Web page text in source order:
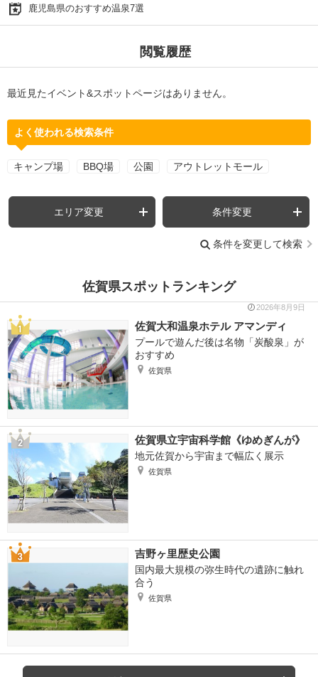
鹿児島県のおすすめ温泉7選
閲覧履歴
最近見たイベント&スポットページはありません。
よく使われる検索条件
キャンプ場 BBQ場 公園 アウトレットモール
エリア変更 条件変更
条件を変更して検索
佐賀県スポットランキング
2026年8月9日
佐賀大和温泉ホテル アマンディ
プールで遊んだ後は名物「炭酸泉」が
おすすめ
佐賀県
佐賀県立宇宙科学館《ゆめぎんが》
地元佐賀から宇宙まで幅広く展示
佐賀県
吉野ヶ里歴史公園
国内最大規模の弥生時代の遺跡に触れ
合う
佐賀県